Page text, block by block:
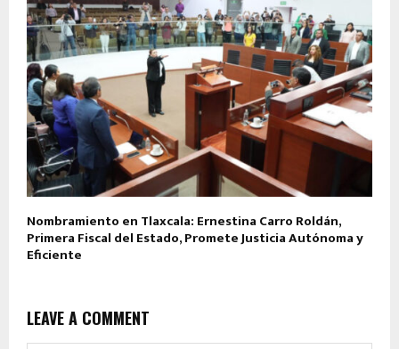
Nombramiento en Tlaxcala: Ernestina Carro Roldán,
Primera Fiscal del Estado, Promete Justicia Autónoma y
Eficiente
LEAVE A COMMENT